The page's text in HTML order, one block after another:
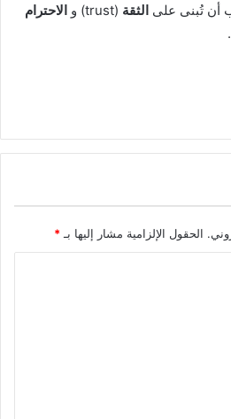
الثقة (trust) و
الاحترام
الحقول الإلزامية مشار إليها بـ *